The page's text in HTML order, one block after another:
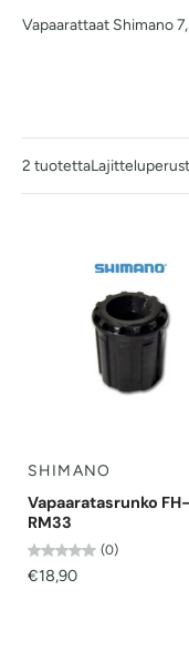
Vapaarattaat Shimano
2 tuotetta
SHIMANO
Vapaaratasrunko FH-
RM33
(0)
€18,90